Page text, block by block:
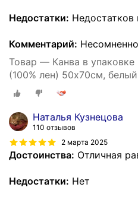
Недостатки:
Комментарий:
Товар — Канва в
(100% лен) 50х70см, белый
Наталья Кузнецова
110 отзывов
2 марта 2025
Достоинства: Отличная
Недостатки: Нет